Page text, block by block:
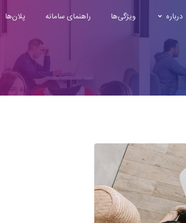
درباره ویژگی‌ها راهنمای سامانه پلان‌ها